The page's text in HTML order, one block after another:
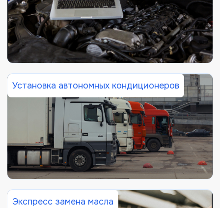
Установка автономных кондиционеров
Экспресс замена масла